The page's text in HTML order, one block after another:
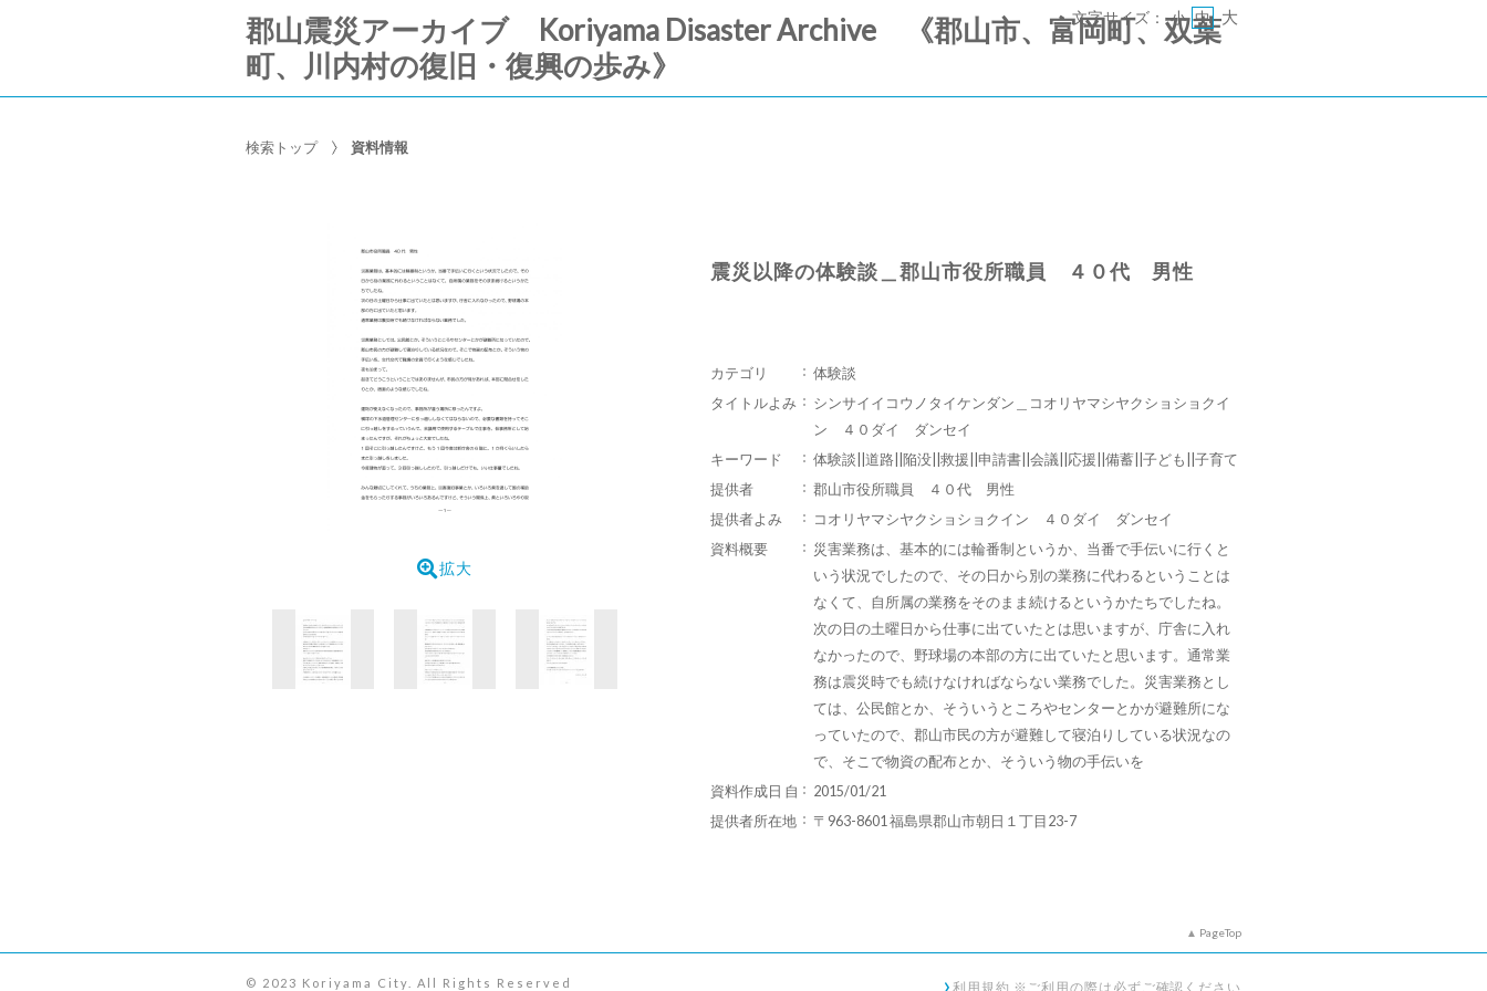
郡山震災アーカイブ Koriyama Disaster Archive 《郡山市、富岡町、双葉
町、川内村の復旧・復興の歩み》
文字サイズ： 小 中 大
検索トップ 資料情報
拡大
震災以降の体験談＿郡山市役所職員 ４０代 男性
カテゴリ
体験談
タイトルよみ
シンサイイコウノタイケンダン＿コオリヤマシヤクショショクイ
ン ４０ダイ ダンセイ
キーワード
体験談||道路||陥没||救援||申請書||会議||応援||備蓄||子ども||子育て
提供者
郡山市役所職員 ４０代 男性
提供者よみ
コオリヤマシヤクショショクイン ４０ダイ ダンセイ
資料概要
災害業務は、基本的には輪番制というか、当番で手伝いに行くと
いう状況でしたので、その日から別の業務に代わるということは
なくて、自所属の業務をそのまま続けるというかたちでしたね。
次の日の土曜日から仕事に出ていたとは思いますが、庁舎に入れ
なかったので、野球場の本部の方に出ていたと思います。通常業
務は震災時でも続けなければならない業務でした。災害業務とし
ては、公民館とか、そういうところやセンターとかが避難所にな
っていたので、郡山市民の方が避難して寝泊りしている状況なの
で、そこで物資の配布とか、そういう物の手伝いを
資料作成日 自
2015/01/21
提供者所在地
〒963-8601 福島県郡山市朝日１丁目23-7
PageTop
利用規約 ※ご利用の際は必ずご確認ください
© 2023 Koriyama City. All Rights Reserved